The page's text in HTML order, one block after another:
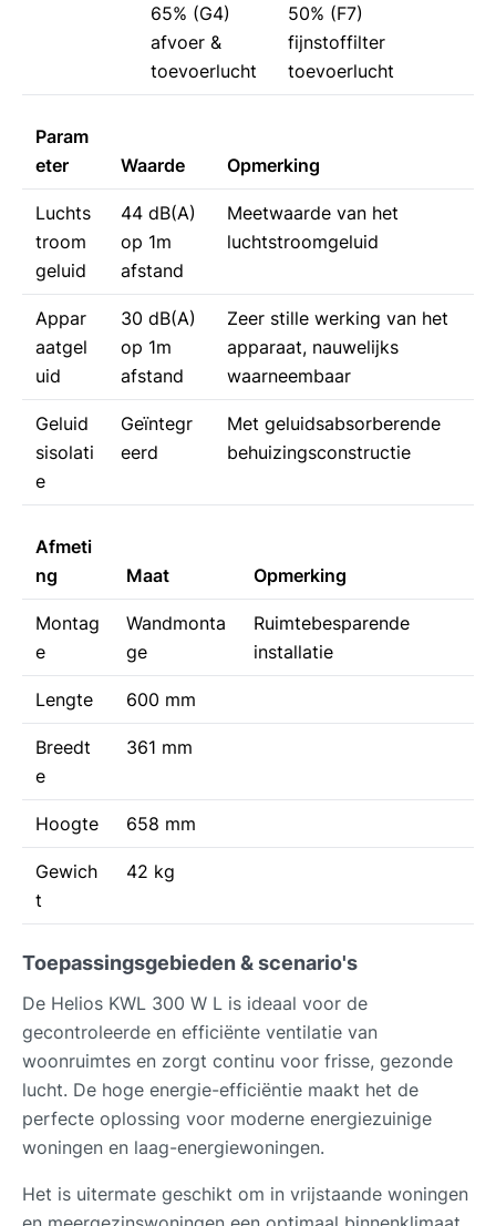
65% (G4)
afvoer &
toevoerlucht
50% (F7)
fijnstoffilter
toevoerlucht
Param
eter
Waarde Opmerking
Luchts
troom
geluid
44 dB(A)
op 1m
afstand
Meetwaarde van het
luchtstroomgeluid
Appar
aatgel
uid
30 dB(A)
op 1m
afstand
Zeer stille werking van het
apparaat, nauwelijks
waarneembaar
Geluid
sisolati
e
Geïntegr
eerd
Met geluidsabsorberende
behuizingsconstructie
Afmeti
ng
Maat Opmerking
Montag
e
Wandmonta
ge
Ruimtebesparende
installatie
Lengte 600 mm
Breedt
e
361 mm
Hoogte 658 mm
Gewich
t
42 kg
Toepassingsgebieden & scenario's
De Helios KWL 300 W L is ideaal voor de
gecontroleerde en efficiënte ventilatie van
woonruimtes en zorgt continu voor frisse, gezonde
lucht. De hoge energie-efficiëntie maakt het de
perfecte oplossing voor moderne energiezuinige
woningen en laag-energiewoningen.
Het is uitermate geschikt om in vrijstaande woningen